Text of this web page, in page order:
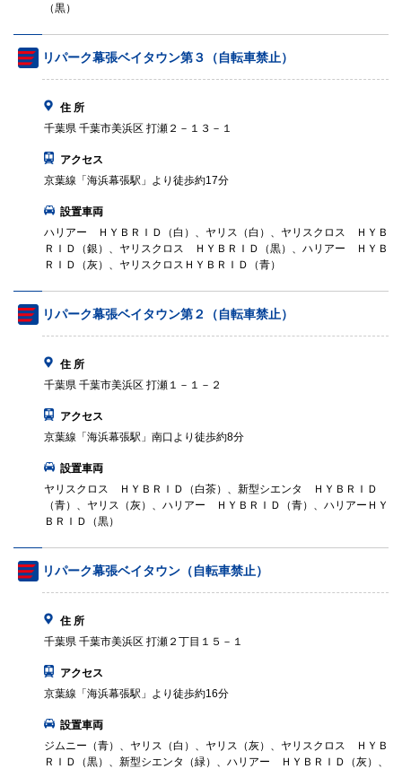
（黒）
リパーク幕張ベイタウン第３（自転車禁止）
住 所
千葉県 千葉市美浜区 打瀬２－１３－１
アクセス
京葉線「海浜幕張駅」より徒歩約17分
設置車両
ハリアー ＨＹＢＲＩＤ（白）、ヤリス（白）、ヤリスクロス ＨＹＢ
ＲＩＤ（銀）、ヤリスクロス ＨＹＢＲＩＤ（黒）、ハリアー ＨＹＢ
ＲＩＤ（灰）、ヤリスクロスＨＹＢＲＩＤ（青）
リパーク幕張ベイタウン第２（自転車禁止）
住 所
千葉県 千葉市美浜区 打瀬１－１－２
アクセス
京葉線「海浜幕張駅」南口より徒歩約8分
設置車両
ヤリスクロス ＨＹＢＲＩＤ（白茶）、新型シエンタ ＨＹＢＲＩＤ
（青）、ヤリス（灰）、ハリアー ＨＹＢＲＩＤ（青）、ハリアーＨＹ
ＢＲＩＤ（黒）
リパーク幕張ベイタウン（自転車禁止）
住 所
千葉県 千葉市美浜区 打瀬２丁目１５－１
アクセス
京葉線「海浜幕張駅」より徒歩約16分
設置車両
ジムニー（青）、ヤリス（白）、ヤリス（灰）、ヤリスクロス ＨＹＢ
ＲＩＤ（黒）、新型シエンタ（緑）、ハリアー ＨＹＢＲＩＤ（灰）、